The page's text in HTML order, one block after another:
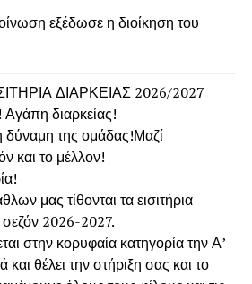
εξέδωσε η διοίκηση του
ΔΙΑΡΚΕΙΑΣ 2026/2027
διαρκείας!
δύναμη της ομάδας!Μαζί
και το μέλλον!
μας τίθονται τα εισιτήρια
σεζόν 2026-2027.
στην κορυφαία κατηγορία την Α’
και θέλει την στήριξη σας και το